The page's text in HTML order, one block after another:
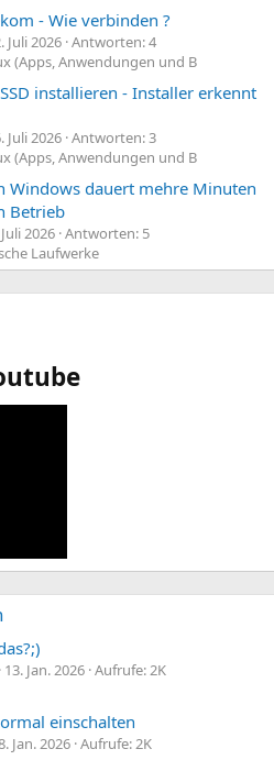
- Wie verbinden ?
Juli 2026 Antworten: 4
(Apps, Anwendungen und B
installieren - Installer erkennt
Juli 2026 Antworten: 3
(Apps, Anwendungen und B
Windows dauert mehre Minuten
Betrieb
2026 Antworten: 5
Laufwerke
13. Jan. 2026 Aufrufe: 2K
einschalten
Jan. 2026 Aufrufe: 2K